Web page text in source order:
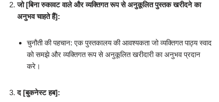
जो [बिना रुकावट वाले और व्यक्तिगत रूप से अनुकूलित पुस्तक खरीदने का
अनुभव चाहते हैं]:
चुनौती की पहचान: एक पुस्तकालय की आवश्यकता जो व्यक्तिगत पाठ्य स्वाद
को समझे और व्यक्तिगत रूप से अनुकूलित खरीदारी का अनुभव प्रदान
करे।
द [बुकनेस्ट हब]: